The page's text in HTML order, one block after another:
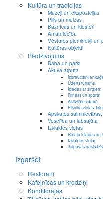
Kultūra un tradīcijas
Muzeji un ekspozīcijas
Pilis un muižas
Baznīcas un klosteri
Amatniecība
Vēstures pieminekļi un
Kultūras objekti
Piedzīvojums
Daba un parki
Aktīvā atpūta
Izbraucieni ar
Ūdens tūrisms
Izjādes ar zirgiem
Fitness un sports
Aktivitātes dabā
Piknika vietas
Apskates
Veselība un labsajūta
Izklaides vietas
Rotaļu istabas un
Izklaides vietas
Jelgavas
Izgaršot
Restorāni
Kafejnīcas un krodziņi
Konditorejas